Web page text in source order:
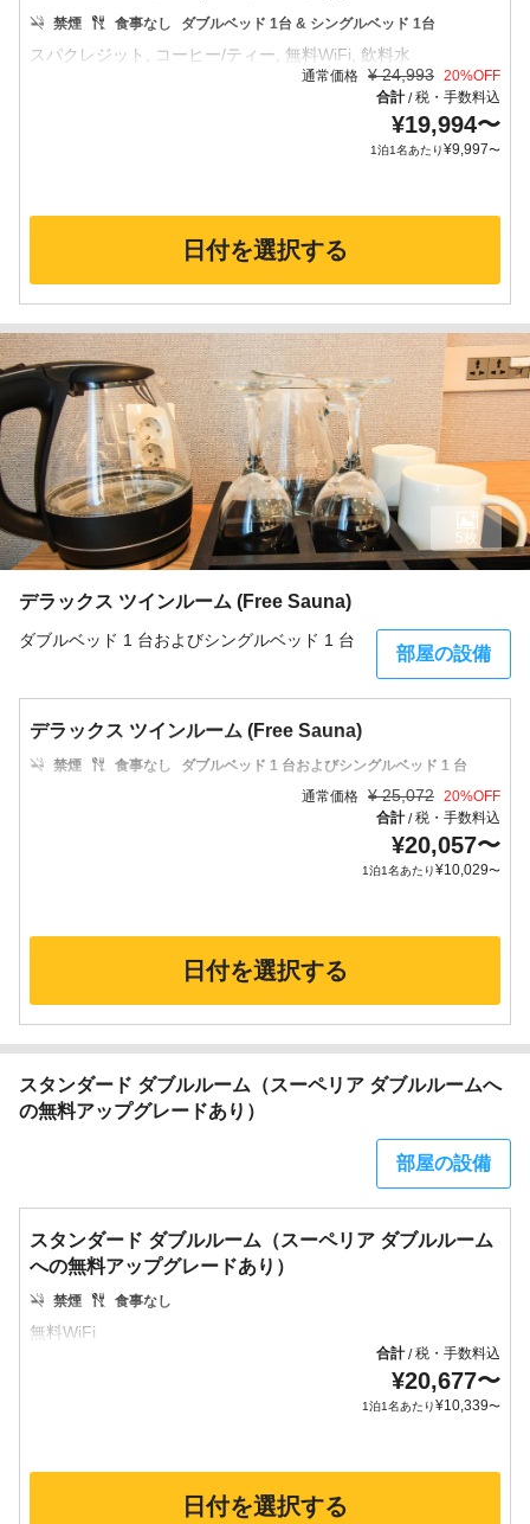
禁煙 食事なし ダブルベッド 1台 & シングルベッド 1台
通常価格 ¥ 24,993 20%OFF
合計/税・手数料込
¥19,994〜
1泊1名あたり¥9,997〜
日付を選択する
デラックス ツインルーム (Free Sauna)
ダブルベッド 1 台およびシングルベッド 1 台
部屋の設備
5枚
デラックス ツインルーム (Free Sauna)
禁煙 食事なし
ダブルベッド 1 台およびシングルベッド 1 台
通常価格 ¥ 25,072 20%OFF
合計/税・手数料込
¥20,057〜
1泊1名あたり¥10,029〜
日付を選択する
スタンダード ダブルルーム（スーペリア ダブルルームへ
の無料アップグレードあり）
部屋の設備
スタンダード ダブルルーム（スーペリア ダブルルーム
への無料アップグレードあり）
禁煙 食事なし
合計/税・手数料込
¥20,677〜
1泊1名あたり¥10,339〜
日付を選択する